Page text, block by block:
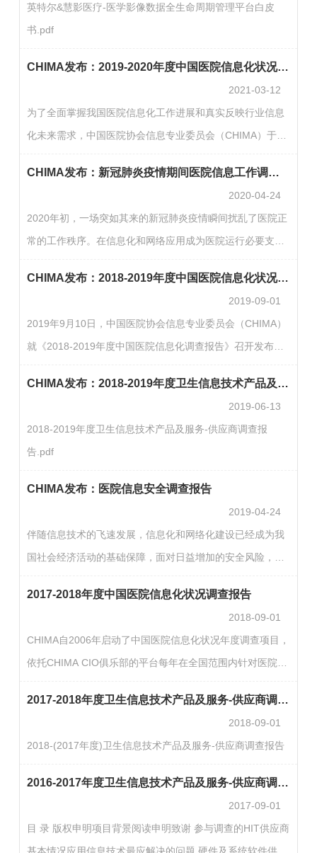
碍和问题，同时为医院开展“云服务”工作规划和制订相关技
术规范提供参考依据。本调查的“云服务”范围包括：公有云
服务(例如阿里云提供的IaaS、PaaS或SaaS服务产品，…
英特尔&慧影医疗-医学影像数据全生命周期管理平台白皮
书.pdf
CHIMA发布：2019-2020年度中国医院信息化状况调查报告
2021-03-12
为了全面掌握我国医院信息化工作进展和真实反映行业信息
化未来需求，中国医院协会信息专业委员会（CHIMA）于
调查内容包括：医疗行业在信息化建设方面的基本建设、经
费投入、技术应用、应用系统建设及发展过程中遇到的问题
与解决方法等方面内容。调查工作依托CHIMA CIO俱乐部平
台组织开展，调查范围覆盖全国千余家二级和三级医院。中
国医院信息化状况调查报告的数据来源于医院信息化一线主
CHIMA发布：新冠肺炎疫情期间医院信息工作调查报告
2020-04-24
2020年初，一场突如其来的新冠肺炎疫情瞬间扰乱了医院正
常的工作秩序。在信息化和网络应用成为医院运行必要支撑
服务和业务运营要求，重构基础支撑。全国各医院根据疫情
形势要求，迅速行动，紧急应对，对现有医院信息系统进行
扩展和改造，以及开发新的应用及时上线，以适应特殊时期
对高危患者识别、严防院内感染、保障诊疗业务正常运行等
方面的要求。在抗击疫情中，各医院信息化改建工作是如何
CHIMA发布：2018-2019年度中国医院信息化状况调查报告
2019-09-01
2019年9月10日，中国医院协会信息专业委员会（CHIMA）
就《2018-2019年度中国医院信息化调查报告》召开发布
记者参加了发布活动。CHIMA主任委员王才有向与会记者介
绍：为全面掌握我国医院信息化发展现状、存在的问题和预
测未来的发展趋势，CHIMA自2006年起每年组织开展医院信
息化负责人调查（医院CIO调查）。调查内容包括：医院信
息化建设资金投入、人力资源、基础设施、规范标准、运维
CHIMA发布：2018-2019年度卫生信息技术产品及服务-供应商调查报告
2019-06-13
2018-2019年度卫生信息技术产品及服务-供应商调查报
告.pdf
CHIMA发布：医院信息安全调查报告
2019-04-24
伴随信息技术的飞速发展，信息化和网络化建设已经成为我
国社会经济活动的基础保障，面对日益增加的安全风险，网
着医院信息化的普及和深入，信息系统成为医院运营核心技
术支撑，特别是深化医药卫生体制改革以来，医院业务从院
内走向院外，从封闭走向开放，医院信息系统面临着前所未
有的新风险。在医院业务持续性方面，医院信息系统面临的
病毒、木马、网络泄露等安全威胁风险越来越高，网络信息
2017-2018年度中国医院信息化状况调查报告
2018-09-01
CHIMA自2006年启动了中国医院信息化状况年度调查项目，
依托CHIMA CIO俱乐部的平台每年在全国范围内针对医院信
期《年度中国医院信息化调查报告》。《2017/2018年度中
国医院信息化调查报告》，经过2017-2018近两年的收集问
卷、整理数据及数据分析和报告编写校对，于2018年7月
CHIMA网络大会召开之际如期出版。与往年一样，本年度的
CIO俱乐部组…
2017-2018年度卫生信息技术产品及服务-供应商调查报告
2018-09-01
2018-(2017年度)卫生信息技术产品及服务-供应商调查报告
2016-2017年度卫生信息技术产品及服务-供应商调查报告
2017-09-01
目 录 版权申明项目背景阅读申明致谢 参与调查的HIT供应商
基本情况应用信息技术最应解决的问题 硬件及系统软件供应